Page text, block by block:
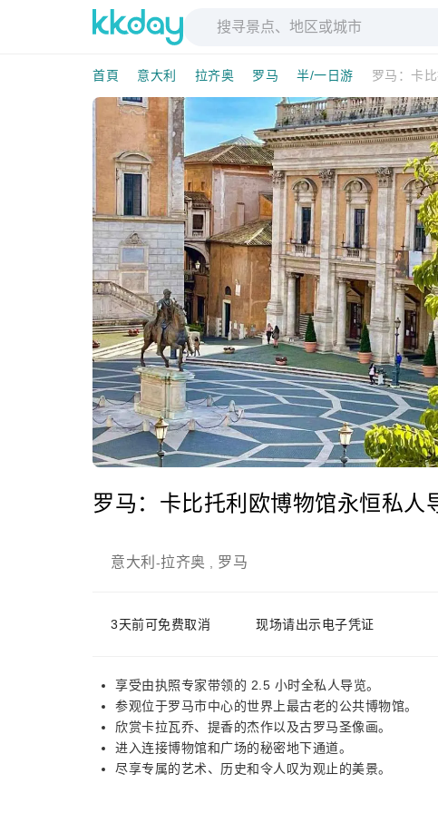
首頁 意大利 拉齐奥 罗马 半/一日游 罗马：卡
罗马：卡比托利欧博物馆永恒私人
意大利 -拉齐奥 罗马
3天前可免费取消 现场请出示电子凭证
享受由执照专家带领的 2.5 小时全私人导览。
参观位于罗马市中心的世界上最古老的公共博物馆。
欣赏卡拉瓦乔、提香的杰作以及古罗马圣像画。
进入连接博物馆和广场的秘密地下通道。
尽享专属的艺术、历史和令人叹为观止的美景。